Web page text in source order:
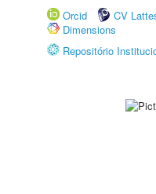
Orcid
CV
Dimensions
Repositório